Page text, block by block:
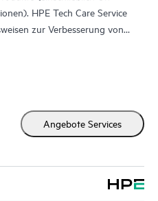
HPE Tech Care Service
zur Verbesserung von
voranzubringen.
darüber hinaus direkten
Experten und unterstützt
Beratung und
es sich um telefonischen
Angebote Services